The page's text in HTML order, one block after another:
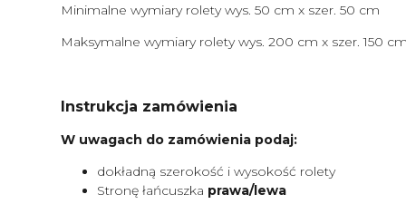
Minimalne wymiary rolety wys. 50 cm x szer. 50 cm
Maksymalne wymiary rolety wys. 200 cm x szer. 150
Instrukcja zamówienia
W uwagach do zamówienia podaj:
dokładną szerokość i wysokość rolety
Stronę łańcuszka prawa/lewa